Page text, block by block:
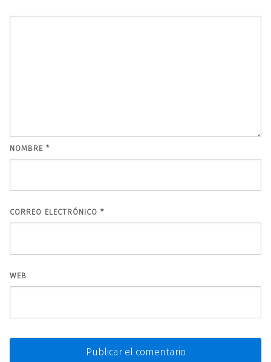
NOMBRE *
CORREO ELECTRÓNICO *
WEB